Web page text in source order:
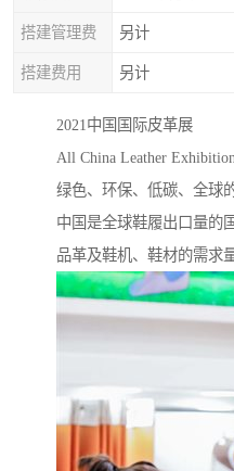
搭建管理费 另计
搭建费用 另计
2021中国国际皮革展
All China Leather
绿色、环保、低碳、全球
中国是全球鞋履出口量的
品革及鞋机、鞋材的需求